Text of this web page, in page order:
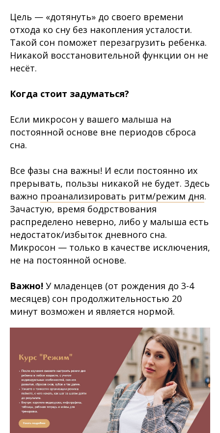
Цель — «дотянуть» до своего времени
отхода ко сну без накопления усталости.
Такой сон поможет перезагрузить ребенка.
Никакой восстановительной функции он не
несёт.
Когда стоит задуматься?
Если микросон у вашего малыша на
постоянной основе вне периодов сброса
сна.
Все фазы сна важны! И если постоянно их
прерывать, пользы никакой не будет. Здесь
важно проанализировать ритм/режим дня.
Зачастую, время бодрствования
распределено неверно, либо у малыша есть
недостаток/избыток дневного сна.
Микросон — только в качестве исключения,
не на постоянной основе.
Важно! У младенцев (от рождения до 3-4
месяцев) сон продолжительностью 20
минут возможен и является нормой.